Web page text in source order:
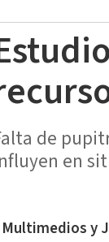
de
en
Multimedios y